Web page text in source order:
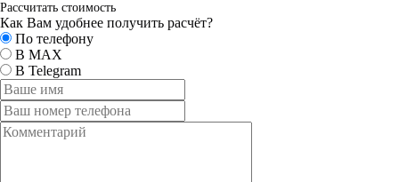
Рассчитать стоимость
Как Вам удобнее получить расчёт?
По телефону
В MAX
В Telegram